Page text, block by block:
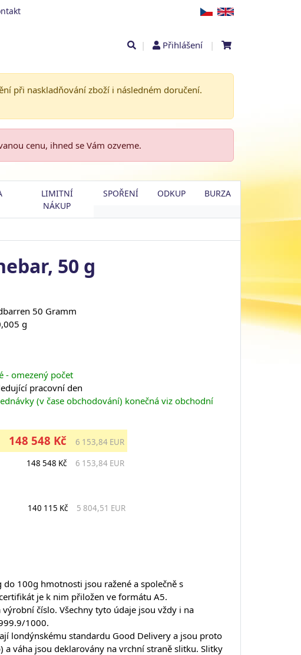
| Přihlášení |
při naskladňování zboží i následném doručení.
cenu, ihned se Vám ozveme.
LIMITNÍ
NÁKUP
SPOŘENÍ ODKUP BURZA
50 g
50 Gramm
g
- omezený počet
pracovní den
(v čase obchodování) konečná viz obchodní
148 548 Kč
6 153,84 EUR
148 548 Kč 6 153,84 EUR
140 115 Kč 5 804,51 EUR
100g hmotnosti jsou ražené a společně s
je k nim přiložen ve formátu A5.
číslo. Všechny tyto údaje jsou vždy i na
1000.
londýnskému standardu Good Delivery a jsou proto
váha jsou deklarovány na vrchní straně slitku. Slitky